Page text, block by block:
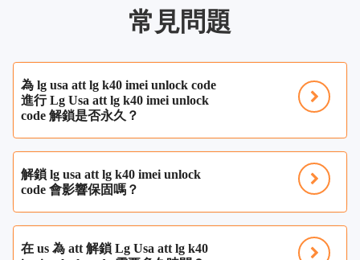
常見問題
為 lg usa att lg k40 imei unlock code
進行 Lg Usa att lg k40 imei unlock
code 解鎖是否永久？
解鎖 lg usa att lg k40 imei unlock
code 會影響保固嗎？
在 us 為 att 解鎖 Lg Usa att lg k40